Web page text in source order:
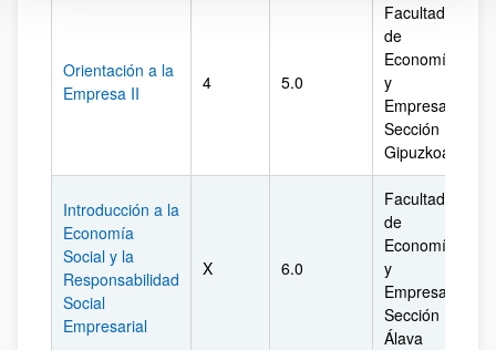
Orientación a la
Empresa II
4 5.0
Facultad
de
Economía
y
Empresa.
Sección
Gipuzkoa
Introducción a la
Economía
Social y la
Responsabilidad
Social
Empresarial
X 6.0
Facultad
de
Economía
y
Empresa.
Sección
Álava